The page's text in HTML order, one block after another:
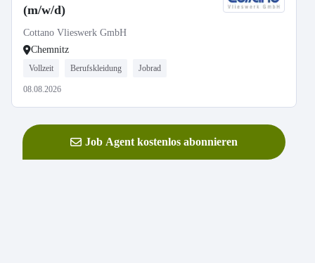
(m/w/d)
Cottano Vlieswerk GmbH
Chemnitz
Vollzeit Berufskleidung Jobrad
08.08.2026
Job Agent kostenlos abonnieren